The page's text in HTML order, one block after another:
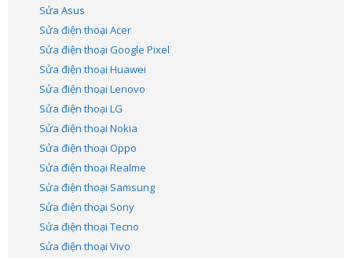
Sửa Asus
Sửa điện thoại Acer
Sửa điện thoại Google Pixel
Sửa điện thoại Huawei
Sửa điện thoại Lenovo
Sửa điện thoại LG
Sửa điện thoại Nokia
Sửa điện thoại Oppo
Sửa điện thoại Realme
Sửa điện thoại Samsung
Sửa điện thoại Sony
Sửa điện thoại Tecno
Sửa điện thoại Vivo